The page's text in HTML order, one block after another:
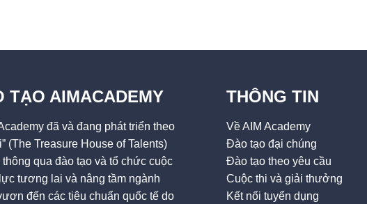
TẠO AIMACADEMY
đã và đang phát triển theo
(The Treasure House of Talents)
qua đào tạo và tổ chức cuộc
tương lai và nâng tầm ngành
đến các tiêu chuẩn quốc tế do
THÔNG TIN
Về AIM Academy
Đào tạo đại chúng
Đào tạo theo yêu cầu
Cuộc thi và giải thưởng
Kết nối tuyển dụng